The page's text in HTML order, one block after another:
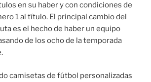
en su haber y con condiciones de
1 al título. El principal cambio del
es el hecho de haber un equipo
de los ocho de la temporada
camisetas de fútbol personalizadas